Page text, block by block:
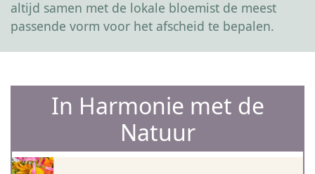
altijd samen met de lokale bloemist de meest
passende vorm voor het afscheid te bepalen.
In Harmonie met de
Natuur